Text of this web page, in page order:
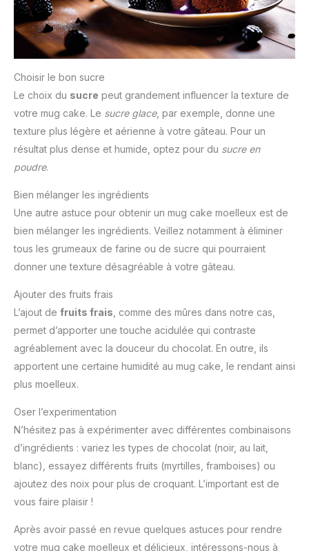
Choisir le bon sucre
Le choix du sucre peut grandement influencer la texture de
votre mug cake. Le sucre glace, par exemple, donne une
texture plus légère et aérienne à votre gâteau. Pour un
résultat plus dense et humide, optez pour du sucre en
poudre.
Bien mélanger les ingrédients
Une autre astuce pour obtenir un mug cake moelleux est de
bien mélanger les ingrédients. Veillez notamment à éliminer
tous les grumeaux de farine ou de sucre qui pourraient
donner une texture désagréable à votre gâteau.
Ajouter des fruits frais
L’ajout de fruits frais , comme des mûres dans notre cas,
permet d’apporter une touche acidulée qui contraste
agréablement avec la douceur du chocolat. En outre, ils
apportent une certaine humidité au mug cake, le rendant ainsi
plus moelleux.
Oser l’experimentation
N’hésitez pas à expérimenter avec différentes combinaisons
d’ingrédients : variez les types de chocolat (noir, au lait,
blanc), essayez différents fruits (myrtilles, framboises) ou
ajoutez des noix pour plus de croquant. L’important est de
vous faire plaisir !
Après avoir passé en revue quelques astuces pour rendre
votre mug cake moelleux et délicieux, intéressons-nous à